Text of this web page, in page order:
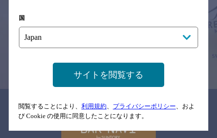
※それぞれのお店のメニューや営業時間などの掲載情報については、
予告なしに変更されることがありますので、
念のためお店にご確認の上ご来店くださいますようお願い申し上げま
情報提供：ぐるなび
関連リンク
国
サイトを閲覧する
閲覧することにより、 利用規約、 プライバシーポリシー、およ
び Cookie の使用に同意したことになります。